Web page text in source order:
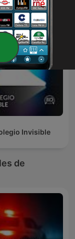
Invisible
de